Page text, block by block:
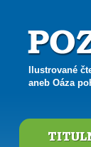
Ilustrované
aneb Oáza